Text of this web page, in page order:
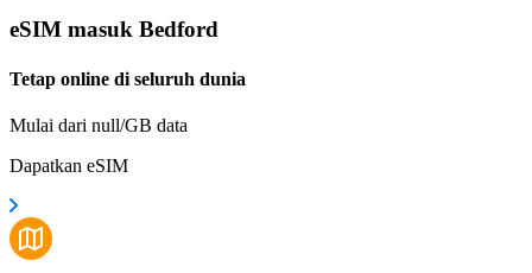
eSIM masuk Bedford
Tetap online di seluruh dunia
Mulai dari null/GB data
Dapatkan eSIM